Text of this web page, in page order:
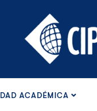
ACADÉMICA